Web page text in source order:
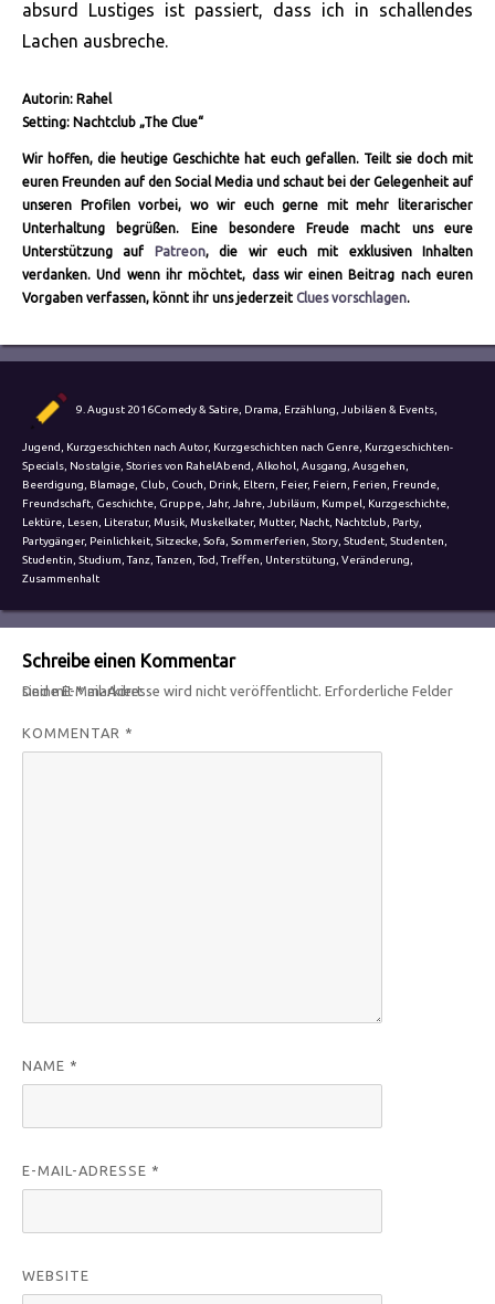
absurd Lustiges ist passiert, dass ich in schallendes
Lachen ausbreche.
Autorin: Rahel
Setting: Nachtclub „The Clue“
Wir hoffen, die heutige Geschichte hat euch gefallen. Teilt sie doch mit
euren Freunden auf den Social Media und schaut bei der Gelegenheit auf
unseren Profilen vorbei, wo wir euch gerne mit mehr literarischer
Unterhaltung begrüßen. Eine besondere Freude macht uns eure
Unterstützung auf
Patreon, die wir euch mit exklusiven Inhalten
verdanken. Und wenn ihr möchtet, dass wir einen Beitrag nach euren
Vorgaben verfassen, könnt ihr uns jederzeit Clues vorschlagen.
am
9. August 2016Comedy & Satire, Drama, Erzählung, Jubiläen & Events,
Jugend, Kurzgeschichten nach Autor, Kurzgeschichten nach Genre, Kurzgeschichten-
Specials, Nostalgie, Stories von RahelSchlagwörter
Abend, Alkohol, Ausgang, Ausgehen,
Beerdigung, Blamage, Club, Couch, Drink, Eltern, Feier, Feiern, Ferien, Freunde,
Freundschaft, Geschichte, Gruppe, Jahr, Jahre, Jubiläum, Kumpel, Kurzgeschichte,
Lektüre, Lesen, Literatur, Musik, Muskelkater, Mutter, Nacht, Nachtclub, Party,
Partygänger, Peinlichkeit, Sitzecke, Sofa, Sommerferien, Story, Student, Studenten,
Studentin, Studium,Tanz,Tanzen,Tod,Treffen, Unterstütung, Veränderung,
Zusammenhalt
Schreibe einen Kommentar
Deine E-Mail-Adresse wird nicht veröffentlicht.
Erforderliche Felder sind mit*markiert
KOMMENTAR *
NAME *
E-MAIL-ADRESSE *
WEBSITE